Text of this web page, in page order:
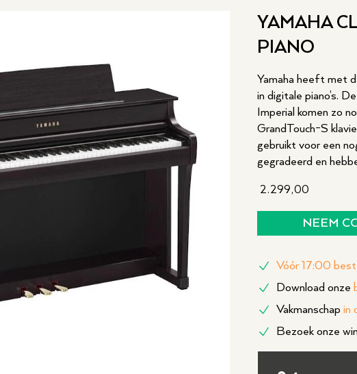
YAMAHA
PIANO
Yamaha heeft met
in digitale piano’s.
Imperial komen zo
GrandTouch-S
gebruikt voor een
gegradeerd en
2.299,00
NEEM
Vóór 17:00
Download onze
Vakmanschap in
Bezoek onze